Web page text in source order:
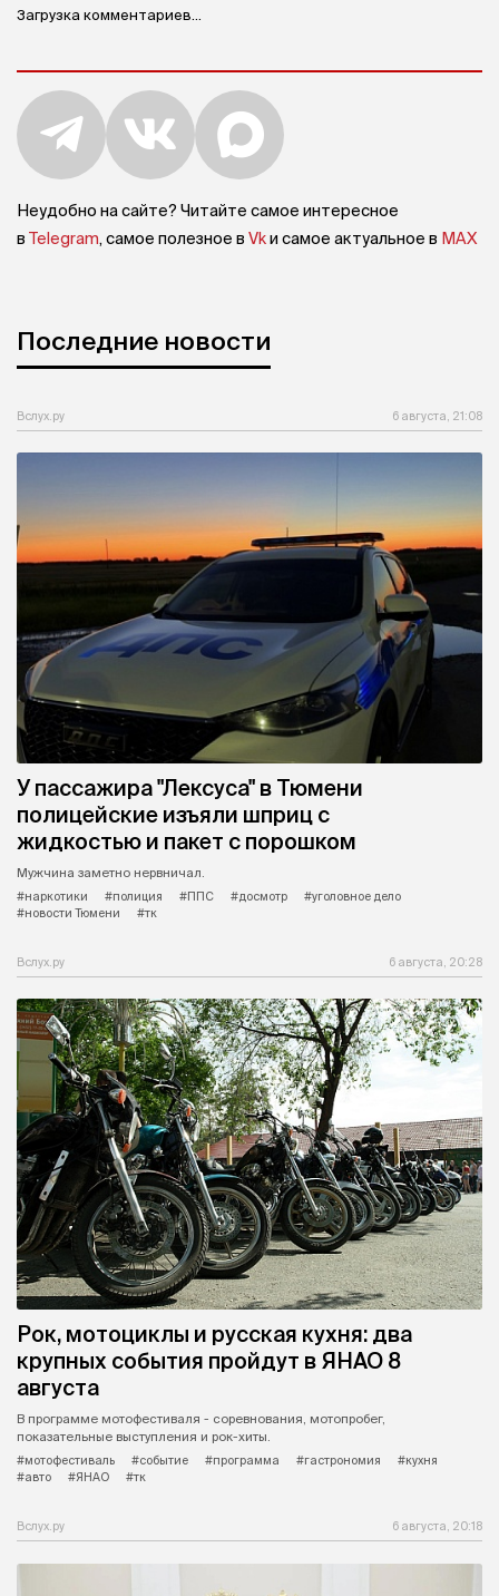
Загрузка комментариев...
Неудобно на сайте? Читайте самое интересное
в Telegram, самое полезное в Vkи самое актуальное в MAX
Последние новости
Вслух.ру 6 августа, 21:08
У пассажира "Лексуса" в Тюмени
полицейские изъяли шприц с
жидкостью и пакет с порошком
Мужчина заметно нервничал.
#наркотики
#полиция #ППС #досмотр
#уголовное дело
#новости Тюмени
#тк
Вслух.ру 6 августа, 20:28
Рок, мотоциклы и русская кухня: два
крупных события пройдут в ЯНАО 8
августа
В программе мотофестиваля - соревнования, мотопробег,
показательные выступления и рок-хиты.
#мотофестиваль
#событие #программа #гастрономия
#кухня
#авто
#ЯНАО #тк
Вслух.ру 6 августа, 20:18